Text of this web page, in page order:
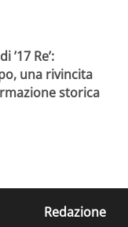
Re’:
una rivincita
storica
Redazione